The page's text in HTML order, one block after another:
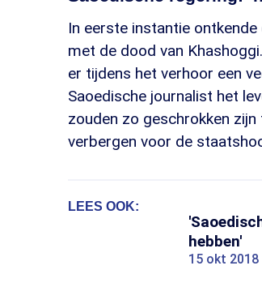
In eerste instantie
met de dood van
er tijdens het verhoor een
Saoedische journalist het
zouden zo geschrokken
verbergen voor de
LEES OOK:
hebben'
15 okt 2018